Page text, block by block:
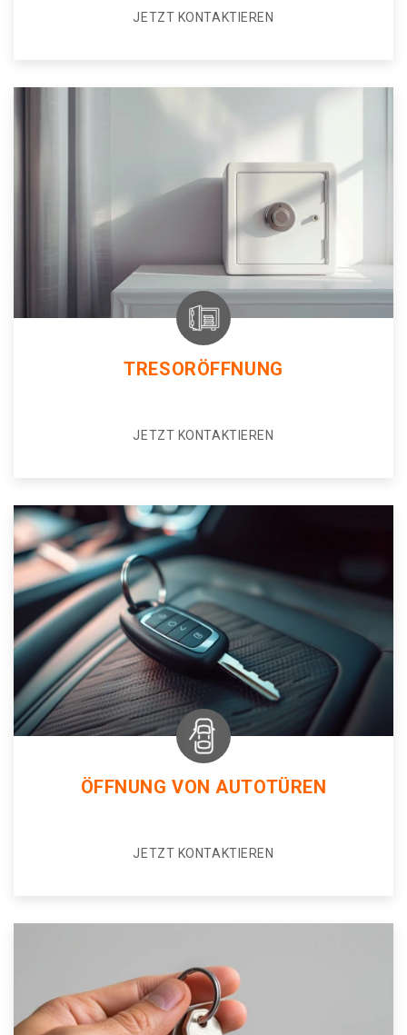
JETZT KONTAKTIEREN
TRESORÖFFNUNG
JETZT KONTAKTIEREN
ÖFFNUNG VON AUTOTÜREN
JETZT KONTAKTIEREN